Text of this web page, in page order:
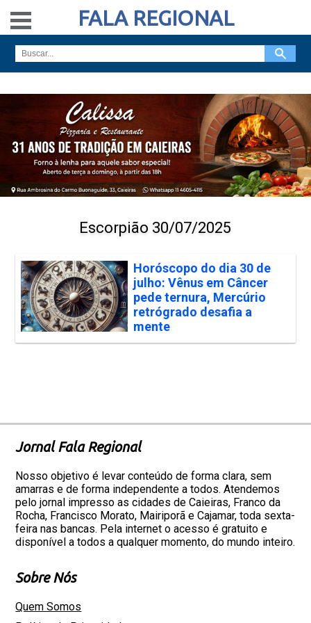
FALA REGIONAL
Escorpião 30/07/2025
Horóscopo do dia 30 de
julho: Vênus em Câncer
pede ternura, Mercúrio
retrógrado desafia a
mente
Jornal Fala Regional
Nosso objetivo é levar conteúdo de forma clara, sem
amarras e de forma independente a todos. Atendemos
pelo jornal impresso as cidades de Caieiras, Franco da
Rocha, Francisco Morato, Mairiporã e Cajamar, toda sexta-
feira nas bancas. Pela internet o acesso é gratuito e
disponível a todos a qualquer momento, do mundo inteiro.
Sobre Nós
Quem Somos